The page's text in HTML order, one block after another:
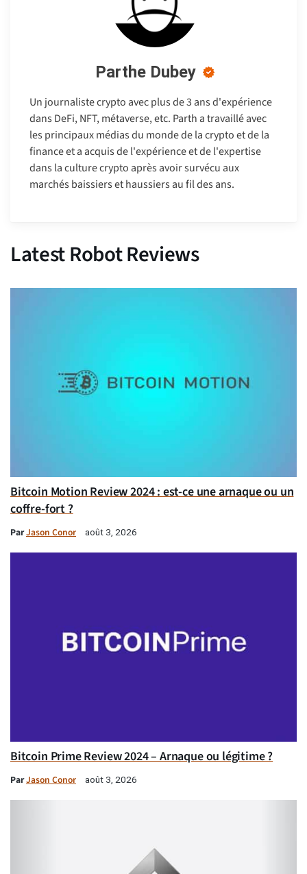
Parthe Dubey
Un journaliste crypto avec plus de 3 ans d'expérience
dans DeFi, NFT, métaverse, etc. Parth a travaillé avec
les principaux médias du monde de la crypto et de la
finance et a acquis de l'expérience et de l'expertise
dans la culture crypto après avoir survécu aux
marchés baissiers et haussiers au fil des ans.
Latest Robot Reviews
Bitcoin Motion Review 2024 : est-ce une arnaque ou un
coffre-fort ?
ParJason Conor août 3, 2026
Bitcoin Prime Review 2024 – Arnaque ou légitime ?
ParJason Conor août 3, 2026